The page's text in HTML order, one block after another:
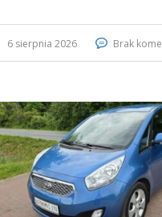
6 sierpnia 2026 Brak